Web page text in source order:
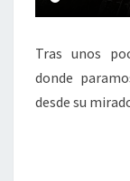
Tras unos
donde
desde su